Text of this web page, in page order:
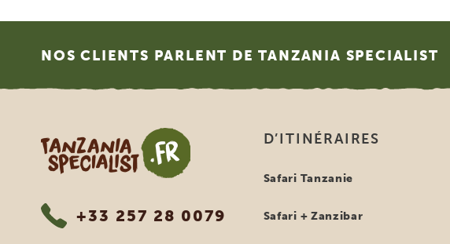
NOS CLIENTS PARLENT DE TANZANIA SPECIALIST
Tanzania Specialist
+33 257 28 0079
D’ITINÉRAIRES
Safari Tanzanie
Safari + Zanzibar